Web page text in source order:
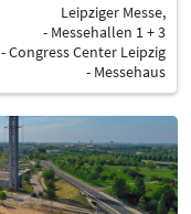
Leipziger Messe,
- Messehallen 1 + 3
- Congress Center Leipzig
- Messehaus